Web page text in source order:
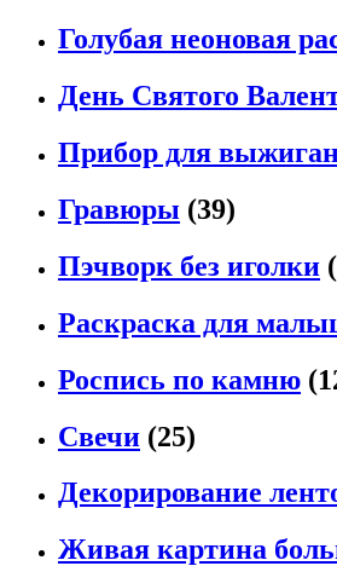
Голубая неоновая
День Святого
Прибор для
Гравюры (39)
Пэчворк без иголки
Раскраска для
Роспись по камню
Свечи (25)
Декорирование
Живая картина